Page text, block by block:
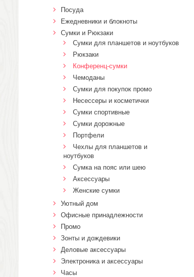
Посуда
Ежедневники и блокноты
Сумки и Рюкзаки
Сумки для планшетов и ноутбуков
Рюкзаки
Конференц-сумки
Чемоданы
Сумки для покупок промо
Несессеры и косметички
Сумки спортивные
Сумки дорожные
Портфели
Чехлы для планшетов и
ноутбуков
Сумка на пояс или шею
Аксессуары
Женские сумки
Уютный дом
Офисные принадлежности
Промо
Зонты и дождевики
Деловые аксессуары
Электроника и аксессуары
Часы